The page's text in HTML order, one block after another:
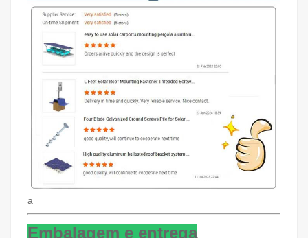
a
Embalagem e entrega